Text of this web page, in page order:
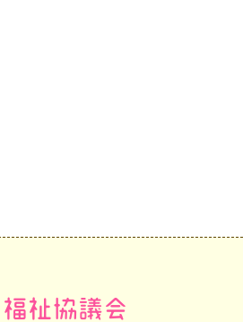
祉協議会